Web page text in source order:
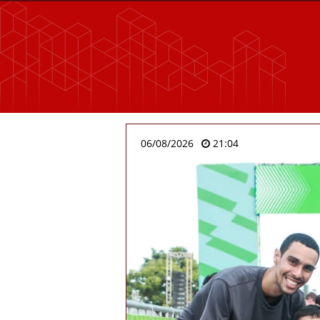
06/08/2026 21:04